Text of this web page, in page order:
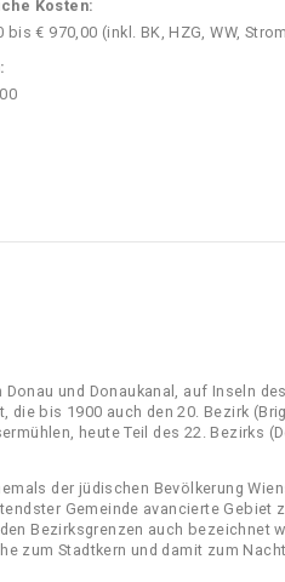
Kosten:
bis € 970,00 (inkl. BK, HZG, WW,
und Donaukanal, auf Inseln
die bis 1900 auch den 20. Bezirk
heute Teil des 22. Bezirks
der jüdischen Bevölkerung
Gemeinde avancierte Gebiet
Bezirksgrenzen auch bezeichnet
zum Stadtkern und damit zum